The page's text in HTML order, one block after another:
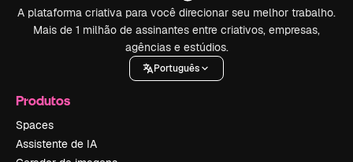
A plataforma criativa para você direcionar seu melhor trabalho.
Mais de 1 milhão de assinantes entre criativos, empresas,
agências e estúdios.
Português
Produtos
Spaces
Assistente de IA